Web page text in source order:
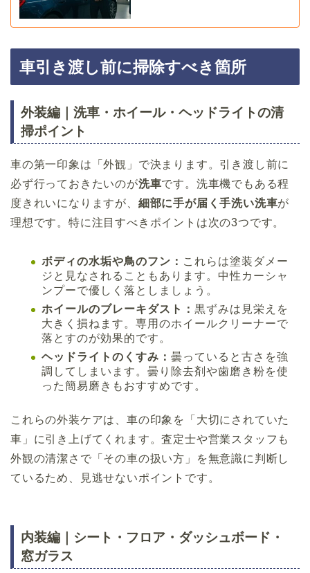
車引き渡し前に掃除すべき箇所
外装編｜洗車・ホイール・ヘッドライトの清
掃ポイント
車の第一印象は「外観」で決まります。引き渡し前に
必ず行っておきたいのが洗車です。洗車機でもある程
度きれいになりますが、 細部に手が届く手洗い洗車が
理想です。特に注目すべきポイントは次の3つです。
ボディの水垢や鳥のフン： これらは塗装ダメー
ジと見なされることもあります。中性カーシャ
ンプーで優しく落としましょう。
ホイールのブレーキダスト： 黒ずみは見栄えを
大きく損ねます。専用のホイールクリーナーで
落とすのが効果的です。
ヘッドライトのくすみ： 曇っていると古さを強
調してしまいます。曇り除去剤や歯磨き粉を使
った簡易磨きもおすすめです。
これらの外装ケアは、車の印象を「大切にされていた
車」に引き上げてくれます。査定士や営業スタッフも
外観の清潔さで「その車の扱い方」を無意識に判断し
ているため、見逃せないポイントです。
内装編｜シート・フロア・ダッシュボード・
窓ガラス